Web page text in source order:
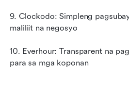
9. Clockodo: Simpleng
maliliit na negosyo
10. Everhour: Transparent na
para sa mga koponan